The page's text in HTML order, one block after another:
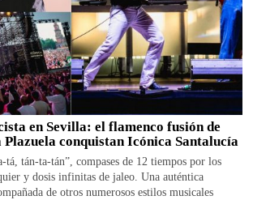
en Sevilla: el flamenco fusión de
conquistan Icónica Santalucía
tá, tán-ta-tán”, compases de 12 tiempos por los
y dosis infinitas de jaleo. Una auténtica
de otros numerosos estilos musicales